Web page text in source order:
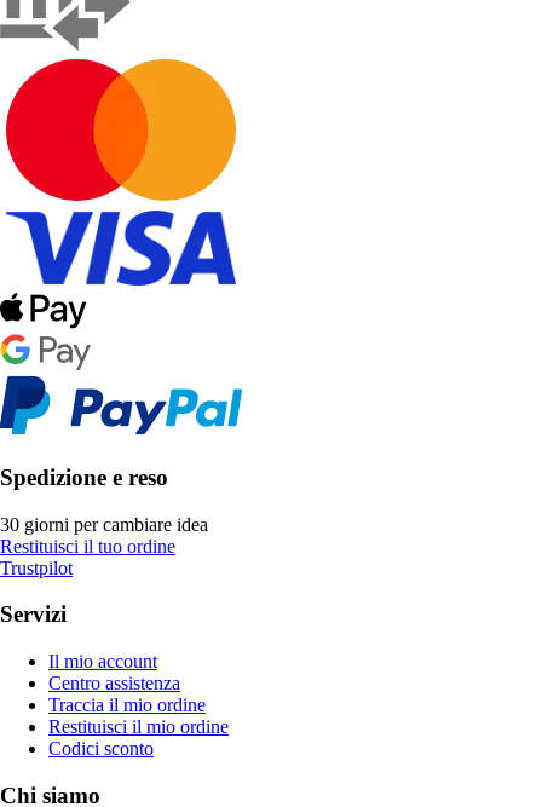
Spedizione e reso
30 giorni per cambiare idea
Restituisci il tuo ordine
Trustpilot
Servizi
Il mio account
Centro assistenza
Traccia il mio ordine
Restituisci il mio ordine
Codici sconto
Chi siamo